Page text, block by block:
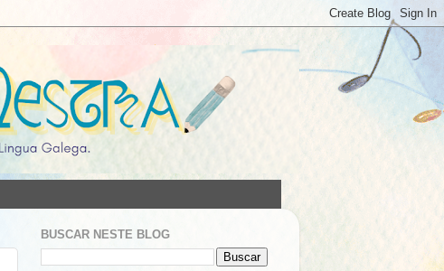
BUSCAR NESTE BLOG